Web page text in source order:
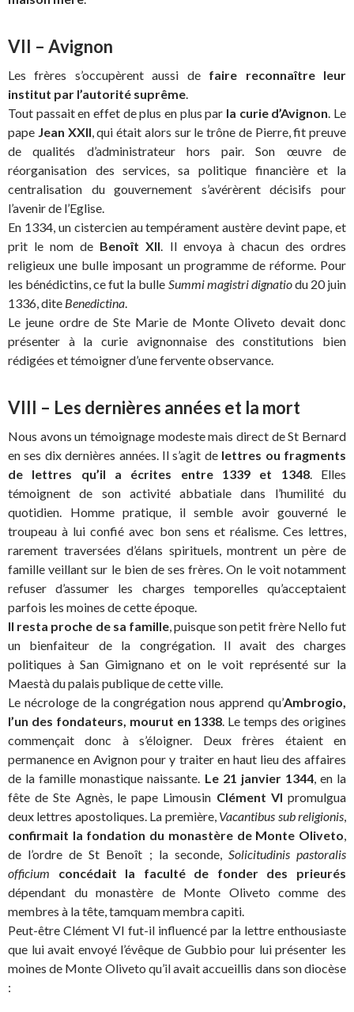
VII – Avignon
Les frères s’occupèrent aussi de faire reconnaître leur
institut par l’autorité suprême.
Tout passait en effet de plus en plus par la curie d’Avignon. Le
pape Jean XXII, qui était alors sur le trône de Pierre, fit preuve
de qualités d’administrateur hors pair. Son œuvre de
réorganisation des services, sa politique financière et la
centralisation du gouvernement s’avérèrent décisifs pour
l’avenir de l’Eglise.
En 1334, un cistercien au tempérament austère devint pape, et
prit le nom de Benoît XII. Il envoya à chacun des ordres
religieux une bulle imposant un programme de réforme. Pour
les bénédictins, ce fut la bulle Summi magistri dignatiodu 20 juin
1336, dite Benedictina.
Le jeune ordre de Ste Marie de Monte Oliveto devait donc
présenter à la curie avignonnaise des constitutions bien
rédigées et témoigner d’une fervente observance.
VIII – Les dernières années et la mort
Nous avons un témoignage modeste mais direct de St Bernard
en ses dix dernières années. Il s’agit de lettres ou fragments
de lettres qu’il a écrites entre 1339 et 1348. Elles
témoignent de son activité abbatiale dans l’humilité du
quotidien. Homme pratique, il semble avoir gouverné le
troupeau à lui confié avec bon sens et réalisme. Ces lettres,
rarement traversées d’élans spirituels, montrent un père de
famille veillant sur le bien de ses frères. On le voit notamment
refuser d’assumer les charges temporelles qu’acceptaient
parfois les moines de cette époque.
Il resta proche de sa famille, puisque son petit frère Nello fut
un bienfaiteur de la congrégation. Il avait des charges
politiques à San Gimignano et on le voit représenté sur la
Maestà du palais publique de cette ville.
Le nécrologe de la congrégation nous apprend qu’Ambrogio,
l’un des fondateurs, mourut en 1338. Le temps des origines
commençait donc à s’éloigner. Deux frères étaient en
permanence en Avignon pour y traiter en haut lieu des affaires
de la famille monastique naissante. Le 21 janvier 1344, en la
fête de Ste Agnès, le pape Limousin Clément VI promulgua
deux lettres apostoliques. La première, Vacantibus sub religionis,
confirmait la fondation du monastère de Monte Oliveto,
de l’ordre de St Benoît ; la seconde, Solicitudinis pastoralis
officium
concédait la faculté de fonder des prieurés
dépendant du monastère de Monte Oliveto comme des
membres à la tête, tamquam membra capiti.
Peut-être Clément VI fut-il influencé par la lettre enthousiaste
que lui avait envoyé l’évêque de Gubbio pour lui présenter les
moines de Monte Oliveto qu’il avait accueillis dans son diocèse
: